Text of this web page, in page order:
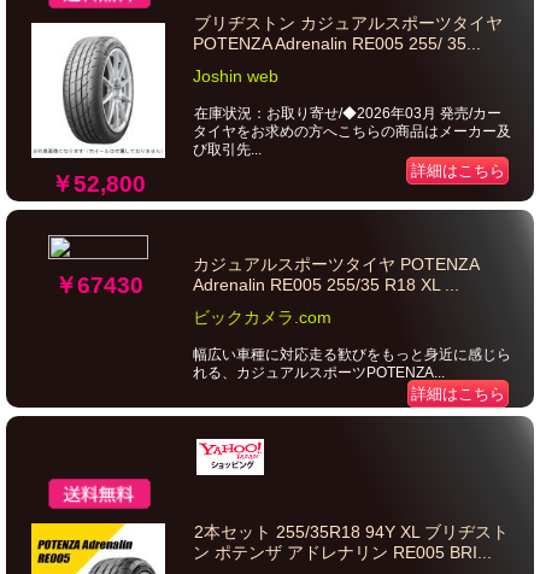
￥52,800
ブリヂストン カジュアルスポーツタイヤ
POTENZA Adrenalin RE005 255/ 35...
Joshin web
在庫状況：お取り寄せ/◆2026年03月 発売/カー
タイヤをお求めの方へこちらの商品はメーカー及
び取引先...
詳細はこちら
￥67430
カジュアルスポーツタイヤ POTENZA
Adrenalin RE005 255/35 R18 XL ...
ビックカメラ.com
幅広い車種に対応走る歓びをもっと身近に感じら
れる、カジュアルスポーツPOTENZA...
詳細はこちら
2本セット 255/35R18 94Y XL ブリヂスト
ン ポテンザ アドレナリン RE005 BRI...